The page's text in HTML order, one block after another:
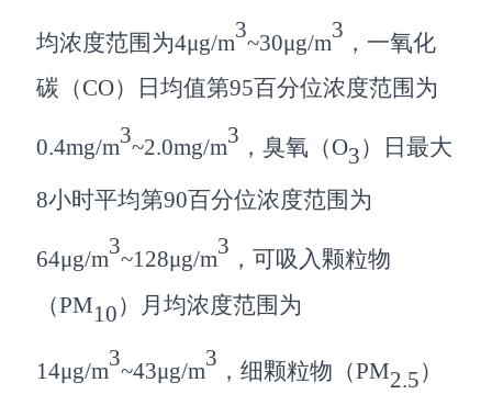
均浓度范围为4μg/m3~30μg/m3 ，一氧化
碳（CO）日均值第95百分位浓度范围为
0.4mg/m3~2.0mg/m3 ，臭氧（O3）日最大
8小时平均第90百分位浓度范围为
64μg/m3~128μg/m3 ，可吸入颗粒物
（PM10）月均浓度范围为
14μg/m3~43μg/m3 ，细颗粒物（PM2.5）